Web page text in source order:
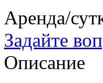
Аренда/
Задайте
Описание